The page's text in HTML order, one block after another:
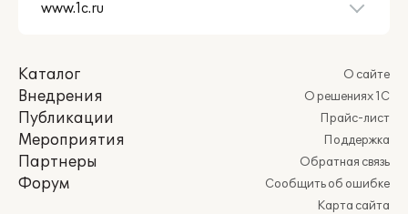
Каталог
Внедрения
Публикации
Мероприятия
Партнеры
Форум
О сайте
О решениях 1С
Прайс-лист
Поддержка
Обратная связь
Сообщить об ошибке
Карта сайта